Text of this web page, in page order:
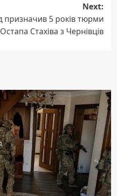
Next:
призначив 5 років тюрми
Стахіва з Чернівців